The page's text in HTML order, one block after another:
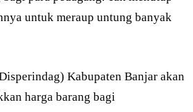
untuk meraup untung banyak
Kabupaten Banjar akan
harga barang bagi